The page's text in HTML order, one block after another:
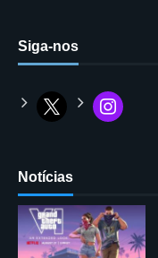
Siga-nos
Notícias